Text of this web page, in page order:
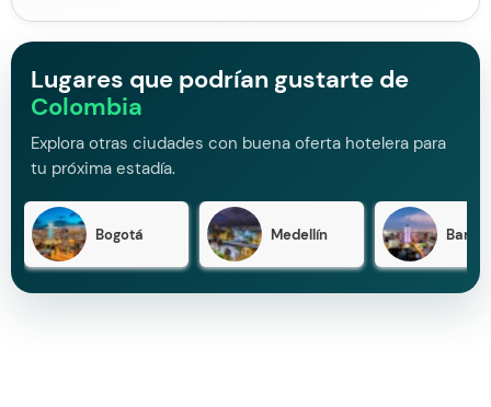
Lugares que podrían gustarte de
Colombia
Explora otras ciudades con buena oferta hotelera para
tu próxima estadía.
Bogotá Medellín